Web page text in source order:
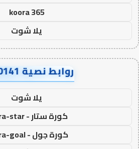
koora 365
يلا شوت
روابط نصية AA90141
يلا شوت
كورة ستار - koora-star
كورة جول - koora-goal